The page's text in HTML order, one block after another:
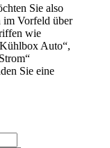
Sie also
im Vorfeld über
wie
Auto“,
Sie eine